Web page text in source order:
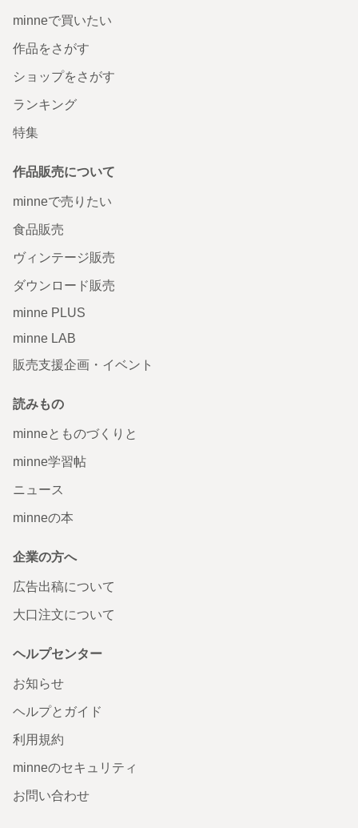
minneで買いたい
作品をさがす
ショップをさがす
ランキング
特集
作品販売について
minneで売りたい
食品販売
ヴィンテージ販売
ダウンロード販売
minne PLUS
minne LAB
販売支援企画・イベント
読みもの
minneとものづくりと
minne学習帖
ニュース
minneの本
企業の方へ
広告出稿について
大口注文について
ヘルプセンター
お知らせ
ヘルプとガイド
利用規約
minneのセキュリティ
お問い合わせ